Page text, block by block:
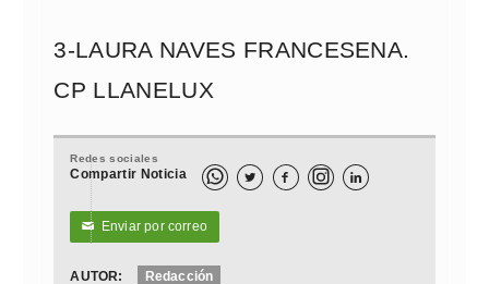
3-LAURA NAVES FRANCESENA.
CP LLANELUX
Redes sociales
Compartir Noticia   
✉ Enviar por correo
AUTOR: Redacción